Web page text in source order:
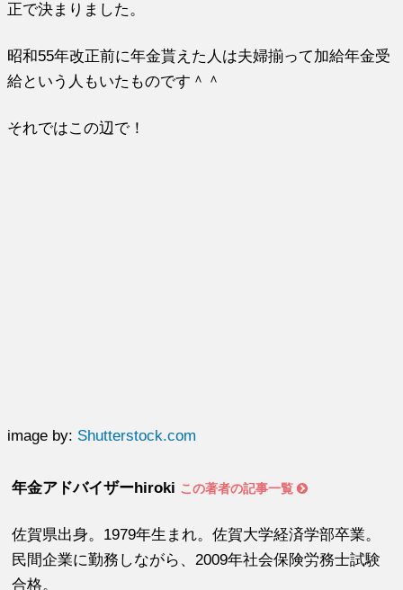
正で決まりました。
昭和55年改正前に年金貰えた人は夫婦揃って加給年金受
給という人もいたものです＾＾
それではこの辺で！
image by: Shutterstock.com
年金アドバイザーhiroki この著者の記事一覧
佐賀県出身。1979年生まれ。佐賀大学経済学部卒業。
民間企業に勤務しながら、2009年社会保険労務士試験
合格。